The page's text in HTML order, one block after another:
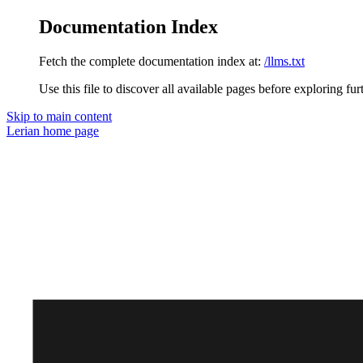
Documentation Index
Fetch the complete documentation index at: /llms.txt
Use this file to discover all available pages before exploring
Skip to main content
Lerian home page